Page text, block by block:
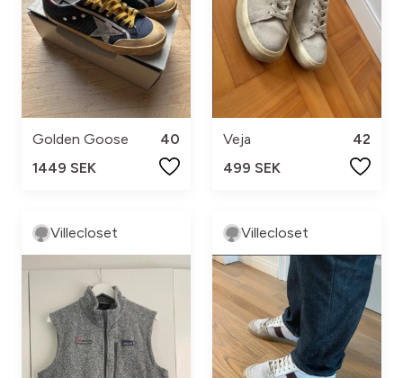
Golden Goose
40
1449 SEK
Veja
42
499 SEK
Villecloset Villecloset